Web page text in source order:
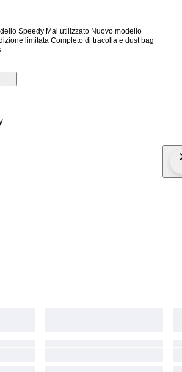
Nuovo modello
limitata Completo di tracolla e dust bag